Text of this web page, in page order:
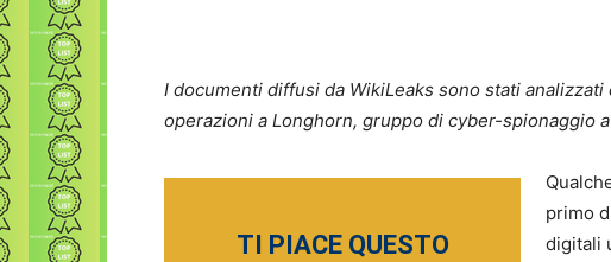
I documenti diffusi da WikiLeaks sono stati
operazioni a Longhorn, gruppo di cyber-spionaggio
TI PIACE QUESTO
primo
digitali